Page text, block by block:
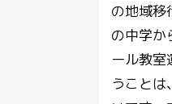
の地域移
の中学か
ール教
うことは